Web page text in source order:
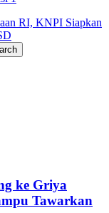
RI, KNPI Siapkan
ke Griya
Tawarkan